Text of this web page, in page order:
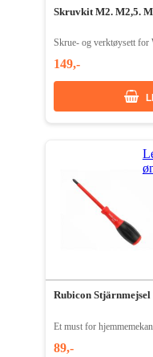
Skruvkit M2. M2,5.
Skrue- og verktøysett for
149,-
Rubicon Stjärnmejsel
Et must for
89,-